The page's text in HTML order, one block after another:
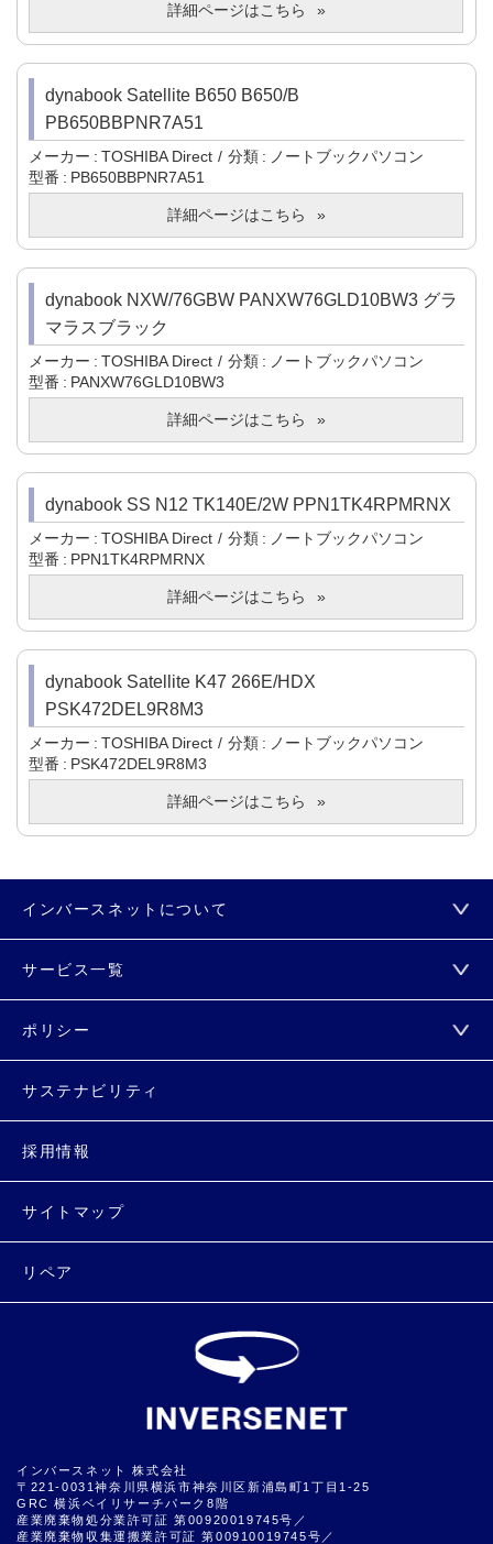
詳細ページはこちら
dynabook Satellite B650 B650/B
PB650BBPNR7A51
メーカー TOSHIBA Direct 分類
ノートブックパソコン
型番
PB650BBPNR7A51
詳細ページはこちら
dynabook NXW/76GBW PANXW76GLD10BW3 グラ
マラスブラック
メーカー TOSHIBA Direct 分類
ノートブックパソコン
型番
PANXW76GLD10BW3
詳細ページはこちら
dynabook SS N12 TK140E/2W PPN1TK4RPMRNX
メーカー TOSHIBA Direct 分類
ノートブックパソコン
型番
PPN1TK4RPMRNX
詳細ページはこちら
dynabook Satellite K47 266E/HDX
PSK472DEL9R8M3
メーカー TOSHIBA Direct 分類
ノートブックパソコン
型番
PSK472DEL9R8M3
詳細ページはこちら
インバースネットについて
サービス一覧
ポリシー
サステナビリティ
採用情報
サイトマップ
リペア
インバースネット 株式会社
〒221-0031神奈川県横浜市神奈川区新浦島町1丁目1-25
GRC 横浜ベイリサーチパーク8階
産業廃棄物処分業許可証 第00920019745号／
産業廃棄物収集運搬業許可証 第00910019745号／